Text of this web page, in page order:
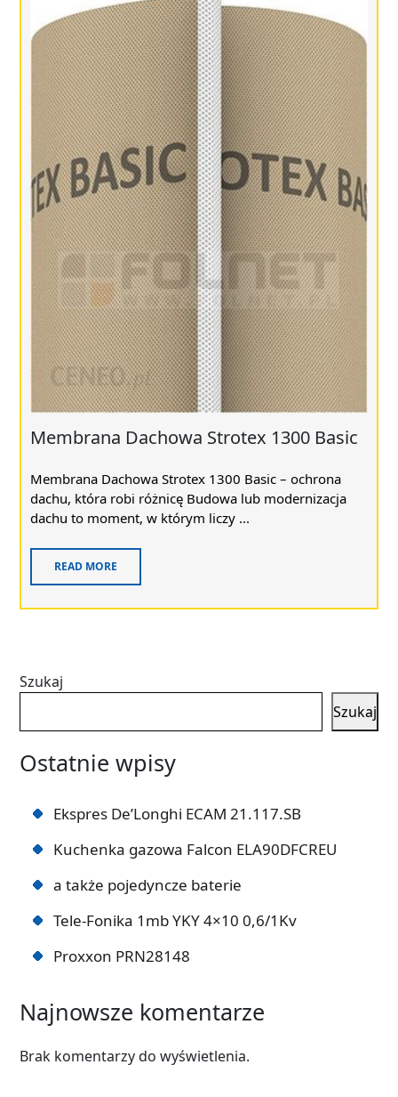
Membrana Dachowa Strotex 1300 Basic
Membrana Dachowa Strotex 1300 Basic – ochrona
dachu, która robi różnicę Budowa lub modernizacja
dachu to moment, w którym liczy ...
READ MORE
Szukaj
Szukaj
Ostatnie wpisy
Ekspres De’Longhi ECAM 21.117.SB
Kuchenka gazowa Falcon ELA90DFCREU
a także pojedyncze baterie
Tele-Fonika 1mb YKY 4×10 0,6/1Kv
Proxxon PRN28148
Najnowsze komentarze
Brak komentarzy do wyświetlenia.